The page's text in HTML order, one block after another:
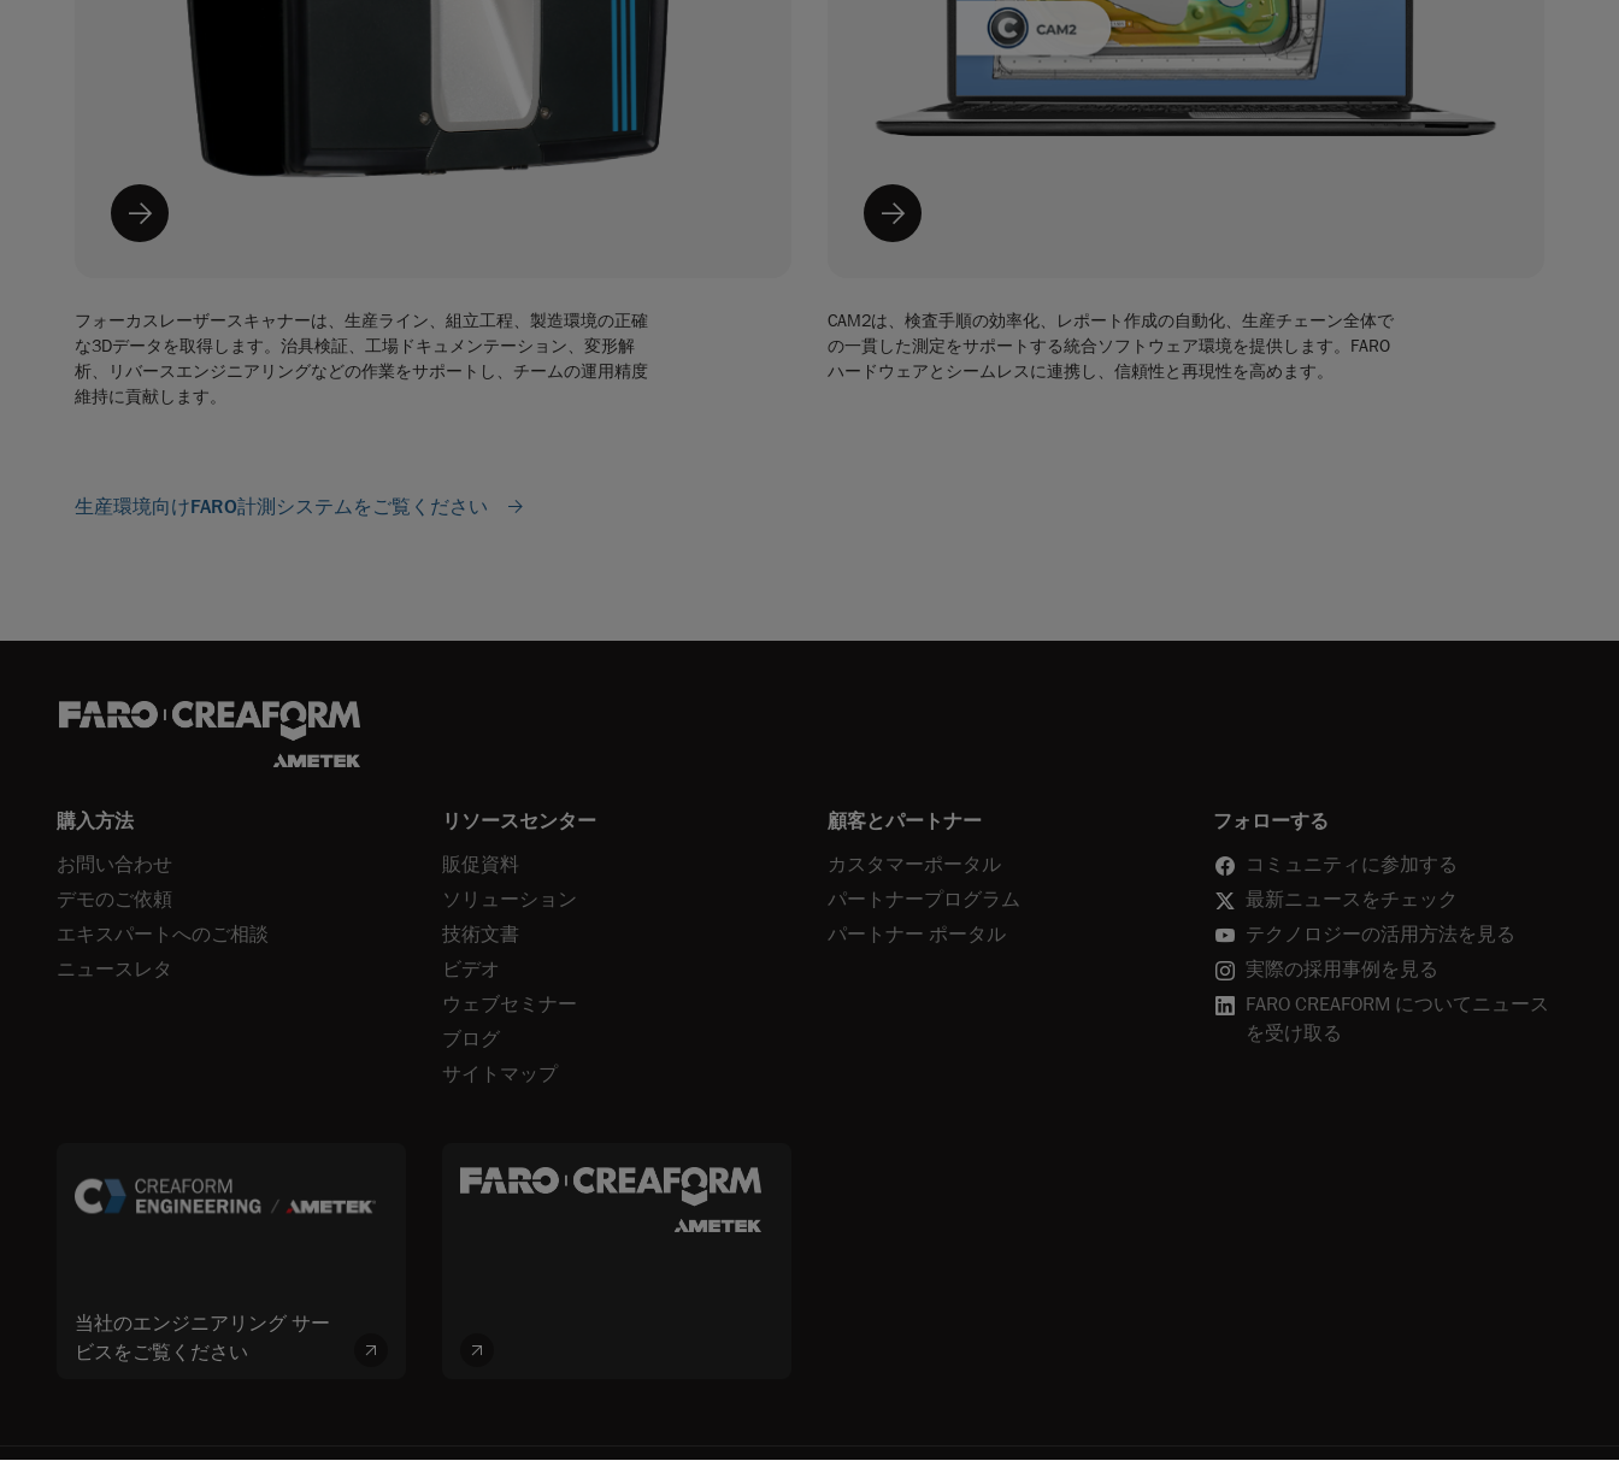
フォーカスレーザースキャナーは、生産ライン、組立工程、製造環境の正確
な3Dデータを取得します。治具検証、工場ドキュメンテーション、変形解
析、リバースエンジニアリングなどの作業をサポートし、チームの運用精度
維持に貢献します。
CAM2は、検査手順の効率化、レポート作成の自動化、生産チェーン全体で
の一貫した測定をサポートする統合ソフトウェア環境を提供します。FARO
ハードウェアとシームレスに連携し、信頼性と再現性を高めます。
生産環境向けFARO計測システムをご覧ください
購入方法
お問い合わせ
デモのご依頼
エキスパートへのご相談
ニュースレタ
リソースセンター
販促資料
ソリューション
技術文書
ビデオ
ウェブセミナー
ブログ
サイトマップ
顧客とパートナー
カスタマーポータル
パートナープログラム
パートナー ポータル
フォローする
コミュニティに参加する
最新ニュースをチェック
テクノロジーの活用方法を見る
実際の採用事例を見る
FARO CREAFORM についてニュース
を受け取る
当社のエンジニアリング サー
ビスをご覧ください